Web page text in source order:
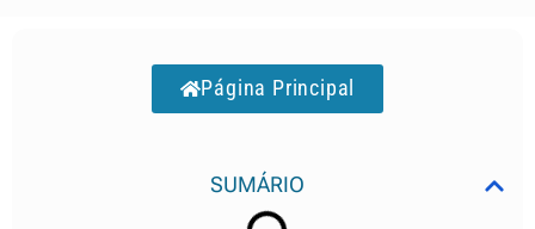
Página Principal
SUMÁRIO